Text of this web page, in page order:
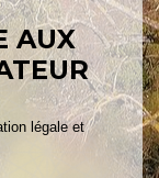
AUX
légale et